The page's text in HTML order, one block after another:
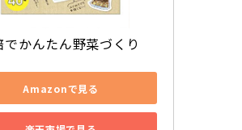
でかんたん野菜づくり
Amazonで見る